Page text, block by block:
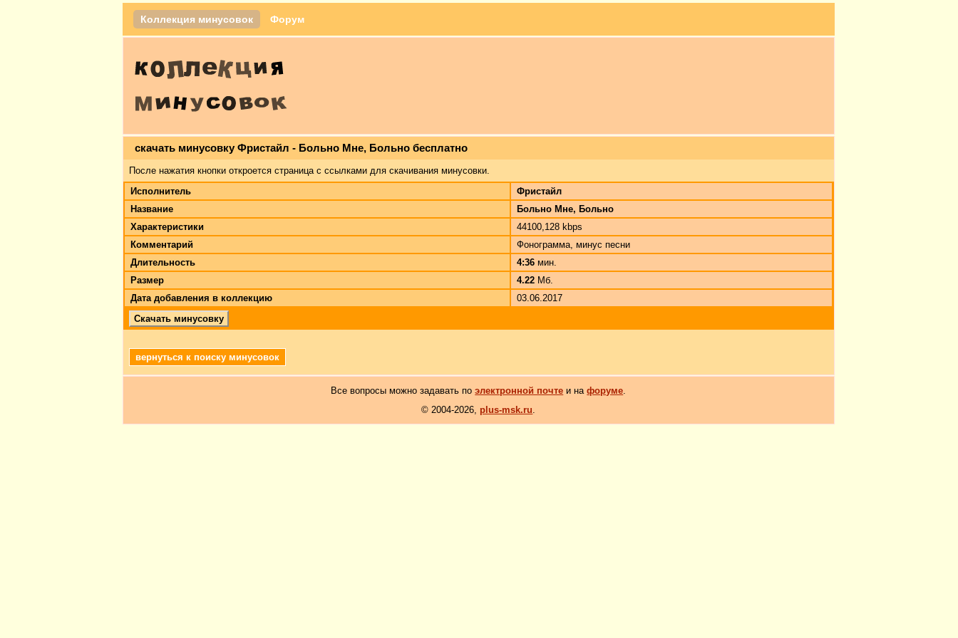
Коллекция минусовок Форум
скачать минусовку Фристайл - Больно Мне, Больно бесплатно
После нажатия кнопки откроется страница с ссылками для скачивания минусовки.
Исполнитель
Фристайл
Название
Больно Мне, Больно
Характеристики
44100,128 kbps
Комментарий
Фонограмма, минус песни
Длительность
4:36 мин.
Размер
4.22 Мб.
Дата добавления в коллекцию
03.06.2017
Скачать минусовку
вернуться к поиску минусовок
Все вопросы можно задавать поэлектронной почте и нафоруме.
© 2004-2026, plus-msk.ru.